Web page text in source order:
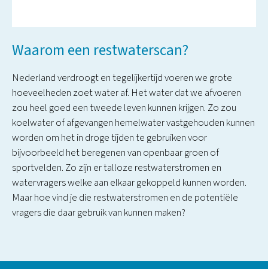
Waarom een restwaterscan?
Nederland verdroogt en tegelijkertijd voeren we grote
hoeveelheden zoet water af. Het water dat we afvoeren
zou heel goed een tweede leven kunnen krijgen. Zo zou
koelwater of afgevangen hemelwater vastgehouden kunnen
worden om het in droge tijden te gebruiken voor
bijvoorbeeld het beregenen van openbaar groen of
sportvelden. Zo zijn er talloze restwaterstromen en
watervragers welke aan elkaar gekoppeld kunnen worden.
Maar hoe vind je die restwaterstromen en de potentiële
vragers die daar gebruik van kunnen maken?